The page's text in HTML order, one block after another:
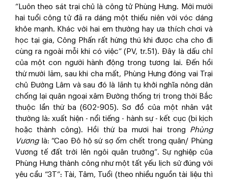
“Luôn theo sát trại chủ là công tử Phùng Hưng. Mới mười
hai tuổi công tử đã ra dáng một thiếu niên với vóc dáng
khỏe mạnh. Khác với hai em thường hay ưa thích chơi và
học tại gia, Công Phấn rất hứng thú khi được cha cho đi
cùng ra ngoài mỗi khi có việc” (PV, tr.51). Đây là dấu chỉ
của một con người hành động trong tương lai. Đến hồi
thứ mười lăm, sau khi cha mất, Phùng Hưng đóng vai Trại
chủ Đường Lâm và sau đó là lãnh tụ khởi nghĩa nông dân
chống lại quân ngoại xâm Đường thống trị trong thời Bắc
thuộc lần thứ ba (602-905). Sơ đồ của một nhân vật
thường là: xuất hiện - nổi tiếng - hành sự - kết cục (bi kịch
hoặc thành công). Hồi thứ ba mươi hai trong Phùng
Vươnglà: “Cao Đô hộ sứ sợ ốm chết trong quân/ Phùng
Vương tế đất trời lên ngôi quân trưởng”. Sự nghiệp của
Phùng Hưng thành công như một tất yếu lịch sử đúng với
yêu cầu “3T”: Tài, Tâm, Tuổi (theo nhiều nguồn tài liệu thì